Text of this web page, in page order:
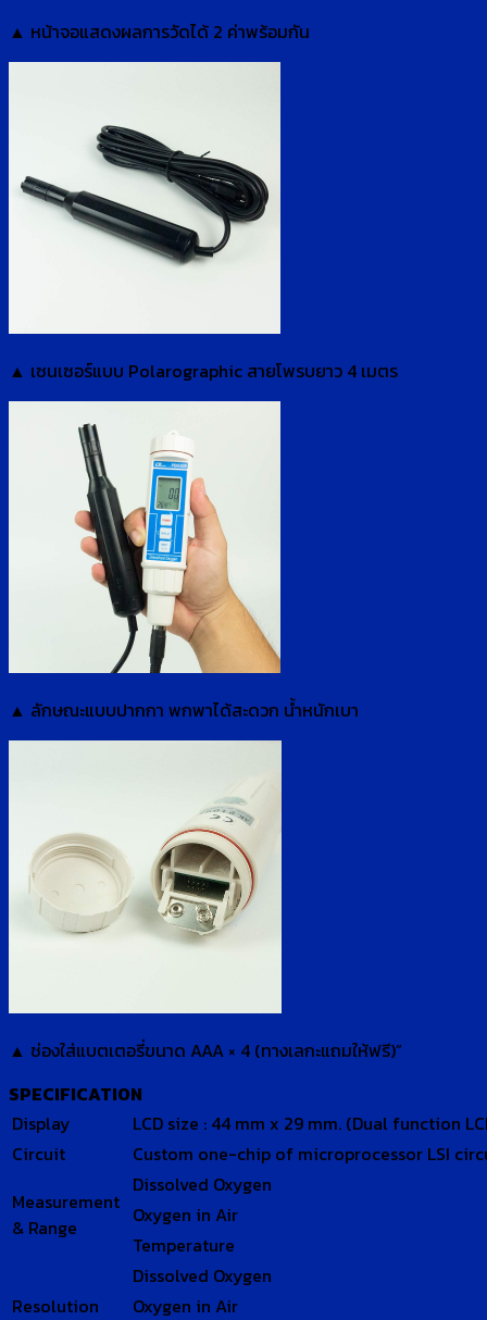
▲ หน้าจอแสดงผลการวัดได้ 2 ค่าพร้อมกัน
▲ เซนเซอร์แบบ Polarographic สายโพรบยาว 4 เมตร
▲ ลักษณะแบบปากกา พกพาได้สะดวก น้ำหนักเบา
▲ ช่องใส่แบตเตอรี่ขนาด AAA × 4 (ทางเลกะแถมให้ฟรี)”
SPECIFICATION
Display
LCD size : 44 mm x 29 mm. (Dual function
Circuit
Custom one-chip of microprocessor LSI
Measurement
& Range
Dissolved Oxygen
Oxygen in Air
Temperature
Resolution
Dissolved Oxygen
Oxygen in Air